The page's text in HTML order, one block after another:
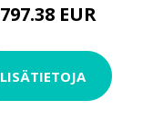
EUR
LISÄTIETOJA